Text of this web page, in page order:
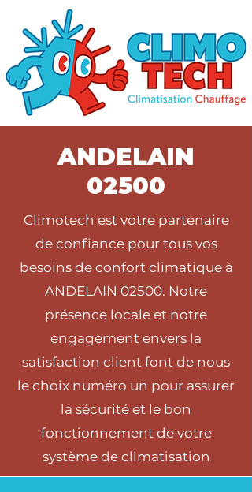
ANDELAIN
02500
Climotech est votre partenaire
de confiance pour tous vos
besoins de confort climatique à
ANDELAIN 02500. Notre
présence locale et notre
engagement envers la
satisfaction client font de nous
le choix numéro un pour assurer
la sécurité et le bon
fonctionnement de votre
système de climatisation